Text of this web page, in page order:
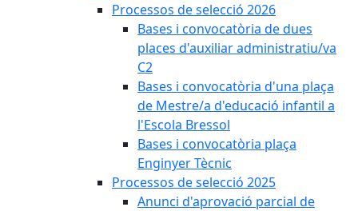
Processos de selecció 2026
Bases i convocatòria de dues
places d'auxiliar administratiu/va
C2
Bases i convocatòria d'una plaça
de Mestre/a d'educació infantil a
l'Escola Bressol
Bases i convocatòria plaça
Enginyer Tècnic
Processos de selecció 2025
Anunci d'aprovació parcial de